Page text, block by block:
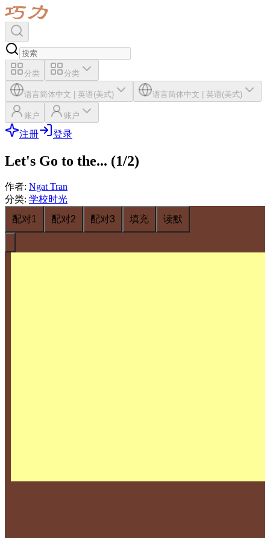
分类 分类
语言简体中文 | 英语(美式) 语言简体中文 | 英语(美式)
账户 账户
注册 登录
Let's Go to the... (1/2)
作者: Ngat Tran
分类: 学校时光
配对1
配对2 配对3 填充 读默